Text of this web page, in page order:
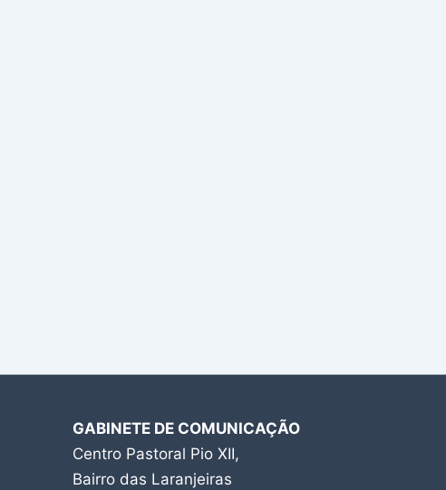
GABINETE DE COMUNICAÇÃO
Centro Pastoral Pio XII,
Bairro das Laranjeiras